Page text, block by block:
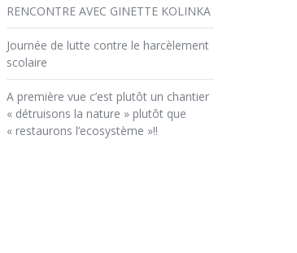
RENCONTRE AVEC GINETTE KOLINKA
Journée de lutte contre le harcèlement
scolaire
A première vue c’est plutôt un chantier
« détruisons la nature » plutôt que
« restaurons l’ecosystème »!!